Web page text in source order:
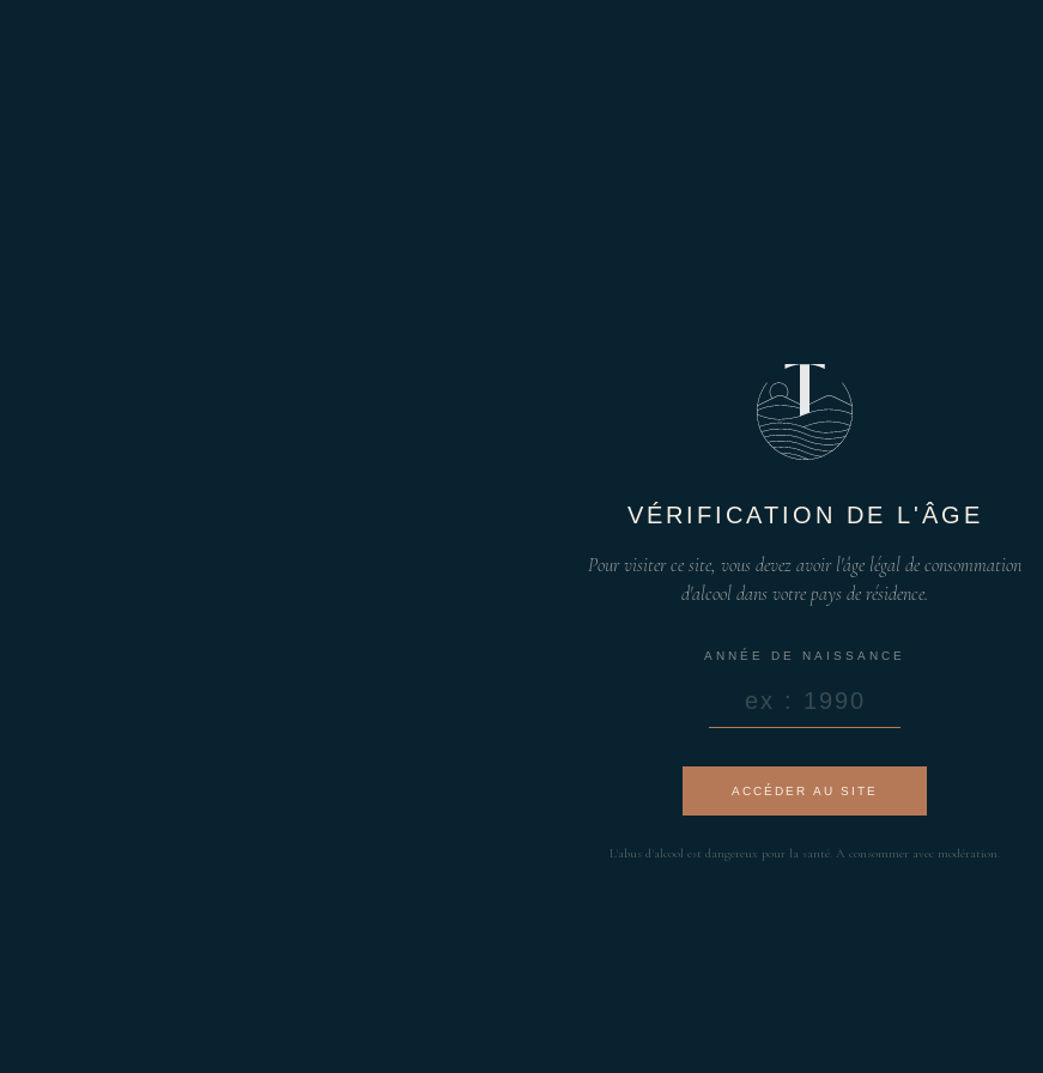
VÉRIFICATION DE L'ÂGE
Pour visiter ce site, vous devez avoir l'âge légal de consommation
d'alcool dans votre pays de résidence.
ANNÉE DE NAISSANCE
ACCÉDER AU SITE
L'abus d'alcool est dangereux pour la santé. À consommer avec modération.